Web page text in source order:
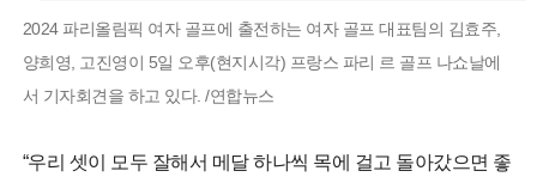
2024 파리올림픽 여자 골프에 출전하는 여자 골프 대표팀의 김효주,
양희영, 고진영이 5일 오후(현지시각) 프랑스 파리 르 골프 나쇼날에
서 기자회견을 하고 있다. /연합뉴스
“우리 셋이 모두 잘해서 메달 하나씩 목에 걸고 돌아갔으면 좋